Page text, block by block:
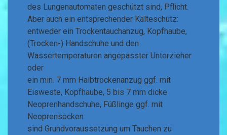
des Lungenautomaten geschützt sind, Pflicht.
Aber auch ein entsprechender Kälteschutz:
entweder ein Trockentauchanzug, Kopfhaube,
(Trocken-) Handschuhe und den
Wassertemperaturen angepasster Unterzieher
oder
ein min. 7 mm Halbtrockenanzug ggf. mit
Eisweste, Kopfhaube, 5 bis 7 mm dicke
Neoprenhandschuhe, Füßlinge ggf. mit
Neoprensocken
sind Grundvoraussetzung um Tauchen zu